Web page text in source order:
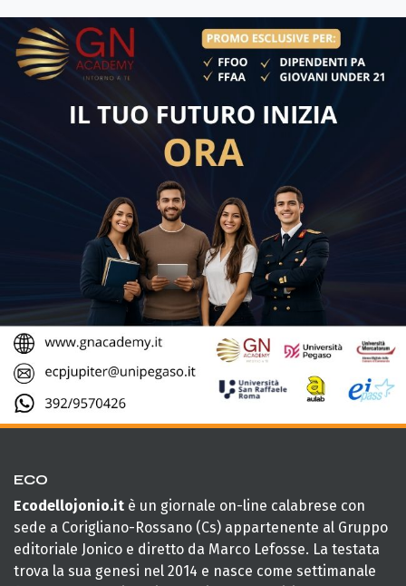
ECO
Ecodellojonio.it è un giornale on-line calabrese con
sede a Corigliano-Rossano (Cs) appartenente al Gruppo
editoriale Jonico e diretto da Marco Lefosse. La testata
trova la sua genesi nel 2014 e nasce come settimanale